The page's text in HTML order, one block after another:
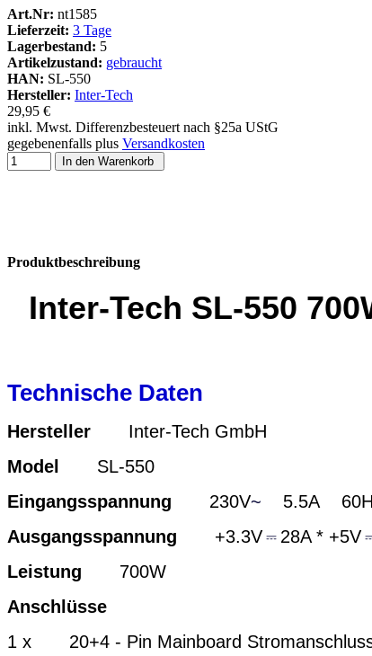
Art.Nr: nt1585
Lieferzeit: 3 Tage
Lagerbestand: 5
Artikelzustand: gebraucht
HAN: SL-550
Hersteller: Inter-Tech
29,95 €
inkl. Mwst. Differenzbesteuert nach §25a UStG
gegebenenfalls plus Versandkosten
In den Warenkorb
Produktbeschreibung
Inter-Tech SL-550
Technische Daten
Hersteller Inter-Tech GmbH
Model
SL-550
Eingangsspannung 230V~ 5.5A
Ausgangsspannung +3.3V⎓ 28A * +5V
Leistung 700W
Anschlüsse
1 x 20+4 - Pin Mainboard